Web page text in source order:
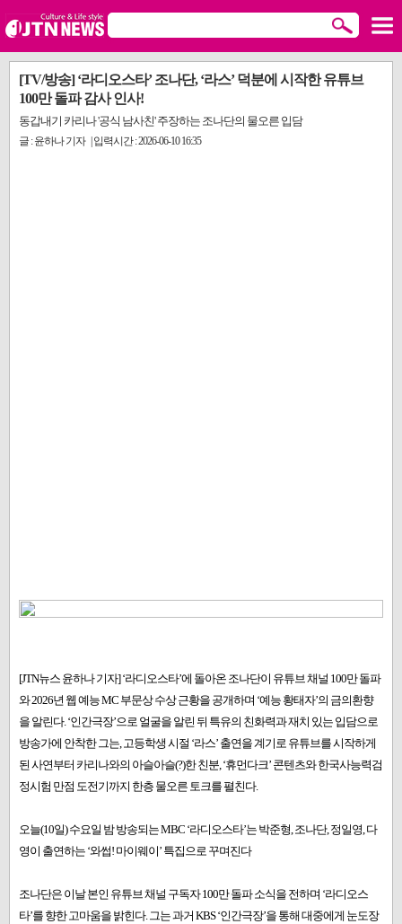
[TV/방송] ‘라디오스타’ 조나단, ‘라스’ 덕분에 시작한 유튜브
100만 돌파 감사 인사!
동갑내기 카리나 '공식 남사친' 주장하는 조나단의 물오른 입담
글 : 윤하나 기자 | 입력시간 : 2026-06-10 16:35
[JTN뉴스 윤하나 기자] ‘라디오스타’에 돌아온 조나단이 유튜브 채널 100만 돌파
와 2026년 웹 예능 MC 부문상 수상 근황을 공개하며 ‘예능 황태자’의 금의환향
을 알린다. ‘인간극장’으로 얼굴을 알린 뒤 특유의 친화력과 재치 있는 입담으로
방송가에 안착한 그는, 고등학생 시절 ‘라스’ 출연을 계기로 유튜브를 시작하게
된 사연부터 카리나와의 아슬아슬(?)한 친분, ‘휴먼다크’ 콘텐츠와 한국사능력검
정시험 만점 도전기까지 한층 물오른 토크를 펼친다.
오늘(10일) 수요일 밤 방송되는 MBC ‘라디오스타’는 박준형, 조나단, 정일영, 다
영이 출연하는 ‘와썹! 마이웨이’ 특집으로 꾸며진다
조나단은 이날 본인 유튜브 채널 구독자 100만 돌파 소식을 전하며 ‘라디오스
타’를 향한 고마움을 밝힌다. 그는 과거 KBS ‘인간극장’을 통해 대중에게 눈도장